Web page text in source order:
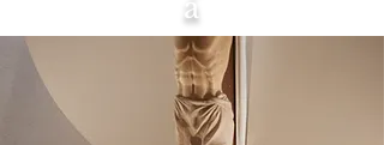
á
Tierra
Maria